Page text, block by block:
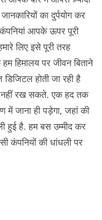
का दुर्पयोग कर
आपके ऊपर पूरी
लिए इसे पूरी तरह
हिमालय पर जीवन बिताने
होती जा रही है
रख सकते. एक हद तक
में जाना ही पड़ेगा, जहां की
हुई है. हम बस उम्मीद कर
कंपनियों की धांधली पर